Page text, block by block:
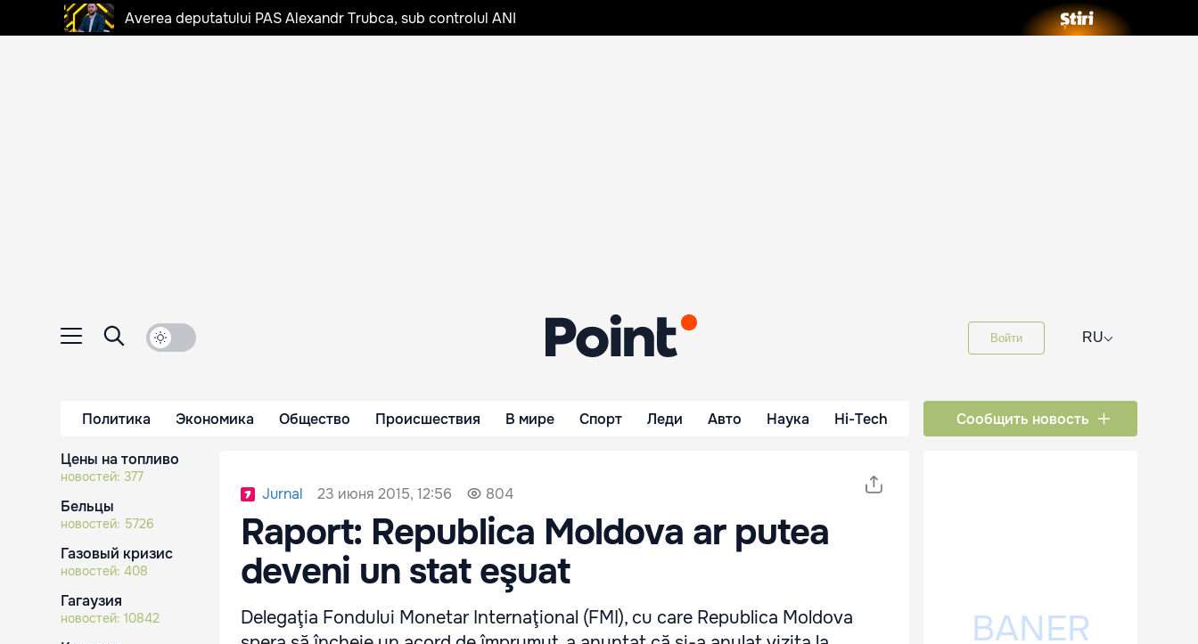
Averea deputatului PAS Alexandr Trubca, sub controlul ANI
Войти RU⌵
Политика Экономика Общество Происшествия В мире Спорт Леди Авто Наука Hi-Tech Сообщить новость
Цены на топливо
новостей: 377
Бельцы
новостей: 5726
Газовый кризис
новостей: 408
Гагаузия
новостей: 10842
Jurnal 23 июня 2015, 12:56 804
Raport: Republica Moldova ar putea
deveni un stat eşuat
Delegaţia Fondului Monetar Internaţional (FMI), cu care Republica Moldova